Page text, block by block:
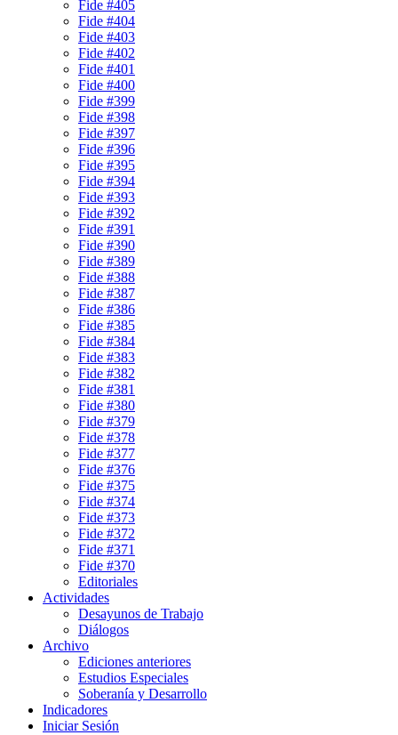
Fide #405
Fide #404
Fide #403
Fide #402
Fide #401
Fide #400
Fide #399
Fide #398
Fide #397
Fide #396
Fide #395
Fide #394
Fide #393
Fide #392
Fide #391
Fide #390
Fide #389
Fide #388
Fide #387
Fide #386
Fide #385
Fide #384
Fide #383
Fide #382
Fide #381
Fide #380
Fide #379
Fide #378
Fide #377
Fide #376
Fide #375
Fide #374
Fide #373
Fide #372
Fide #371
Fide #370
Editoriales
Actividades
Desayunos de Trabajo
Diálogos
Archivo
Ediciones anteriores
Estudios Especiales
Soberanía y Desarrollo
Indicadores
Iniciar Sesión